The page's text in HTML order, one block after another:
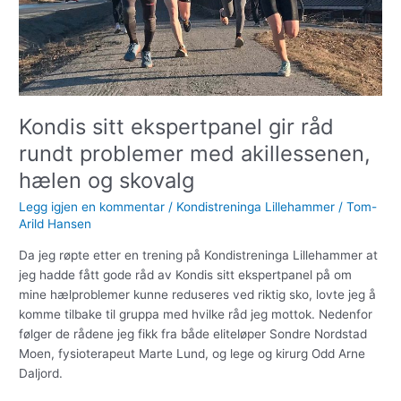
Kondis sitt ekspertpanel gir råd
rundt problemer med akillessenen,
hælen og skovalg
Legg igjen en kommentar / Kondistreninga Lillehammer /Tom-
Arild Hansen
Da jeg røpte etter en trening på Kondistreninga Lillehammer at
jeg hadde fått gode råd av Kondis sitt ekspertpanel på om
mine hælproblemer kunne reduseres ved riktig sko, lovte jeg å
komme tilbake til gruppa med hvilke råd jeg mottok. Nedenfor
følger de rådene jeg fikk fra både eliteløper Sondre Nordstad
Moen, fysioterapeut Marte Lund, og lege og kirurg Odd Arne
Daljord.
med
akillessenen,
hælen
og
skovalg